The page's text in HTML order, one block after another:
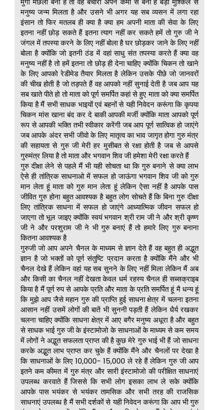
मनुष्य जन्म मिलता है और उसने भी अगर यह सब व्यसन में लगा रहा
इंसान तो फिर मतलब ही क्या है क्या हम अपनी माता की सेवा के लिए
इतना नहीं छोड़ सकते हैं इतना त्याग नहीं कर सकते हमें तो गुरु जी ने
जंगल में तपस्या करने के लिए नहीं बोला है घर छोड़कर जाने के लिए नहीं
बोला है क्योंकि जो इतनी ठंड में वहां साधु संत तपस्या करते हैं क्या वह
मनुष्य नहीं है तो हमें इतना तो छोड़ ही देना चाहिए क्योंकि चिकन तो खाने
के लिए आपको रेडीमेड तैयार मिलता है लेकिन उसके पीछे जो जानवरों
की चीख होती है जो तड़पते हैं वह आपको नहीं सुनाई देती है जब आप यह
सब खाते पीते हो तो माता को पूर्ण समर्पित कहां से हुए माता को क्या समर्पित
किया है मैं सभी साधक भाइयों एवं बहनों से यही निवेदन करूंगा कि कृपया
चिकन मांस खाना बंद कर दे बाकी आपकी मर्जी क्योंकि माता आपको पूर्ण
रूप से आपकी भक्ति तभी स्वीकार करेंगी जब आप पूर्ण सात्विक हो जाएंगे
जब आपके अंदर सभी जीवो के लिए मातृत्व का भाव जागृत होगा गुरु मंत्र
की सहायता से गुरु जी मेरी हर मुसीबत से रक्षा होती है जब से आपसे
गुरुमंत्र लिया है तो माता और भगवान शिव जी हमेशा मेरी रक्षा करते हैं
गुरु दीक्षा लेने से पहले मैं भी यही सोचता था कि गुरु बनाने से क्या लाभ
ऐसे ही तांत्रिक साधनाओ में सफल हो जाऊंगा भगवान शिव जी को गुरु
मान लेता हूं माता को गुरु मान लेता हूं लेकिन ऐसा नहीं है आपके पास
जीवित गुरु होना बहुत आवश्यक है बहुत लोग सोचते हैं कि बिना गुरु दीक्षा
लिए तांत्रिक साधना में सफल हो जाएंगे आध्यात्मिक जीवन सफल हो
जाएगा तो भूल जाइए क्योंकि स्वयं भगवान श्री राम जी ने और श्री कृष्ण
जी ने और परशुराम जी ने भी गुरु बनाएं हैं तो हमारे लिए गुरु बनाना
कितना आवश्यक है
गुरुजी जो आप अपने चैनल के माध्यम से ज्ञान देते हैं वह बहुत ही अद्भुत
ज्ञान है जो भक्तों को पूर्ण संतुष्टि प्रदान करता है क्योंकि मैंने और भी
चैनल देखे हैं लेकिन वहां यह सब सुनने के लिए नहीं मिला लेकिन मैं अब
और किसी का चैनल नहीं देखता केवल धर्म रहस्य चैनल ही सब्सक्राइब
किया है मैं पूर्ण रुप से आपके प्रति और माता के प्रति समर्पित हूं मै धन्य हूं
कि मुझे आप जैसे महान गुरु की प्राप्ति हुई साधना क्षेत्र में चलना इतना
आसान नहीं उसमें लोगों की बातें भी सुननी पड़ती हैं लेकिन धैर्य रखकर
चलना चाहिए क्योंकि साधना क्षेत्र में आए बगैर मनुष्य अधूरा है और बहुत
से साधक भाई गुरु जी के इंस्टामोजो के साधनाओं के माध्यम से कम समय
में लोगों ने अद्भुत सफलता प्राप्त की है कुछ मेरे गुरु भाई भी हैं जो साधना
करके अद्भुत लाभ प्राप्त कर चुके हैं क्योंकि मैंने और चैनलों पर देखा है
कि साधनाओं के लिए 10,000- 15,000 ले रहे हैं लेकिन गुरु जी आप
इतने कम कीमत में गुरु मंत्र और सारी इंस्टामोजो की परीक्षित साधनाएं
उपलब्ध करवाते हैं जिससे कि सभी लोग इसका लाभ ले सके क्योंकि
आपके पास भयंकर से भयंकर तामसिक और सभी तरह की राजसिक
साधनाएं उपलब्ध है मैं सभी दर्शकों से यही निवेदन करूंगा कि आप भी गुरु